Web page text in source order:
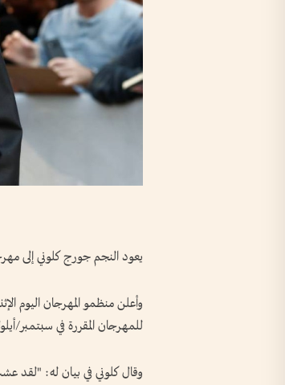
يعود النجم جورج كلوني إلى
وأعلن منظمو المهرجان اليوم
للمهرجان المقررة في سبتمبر/
وقال كلوني في بيان له: "لقد